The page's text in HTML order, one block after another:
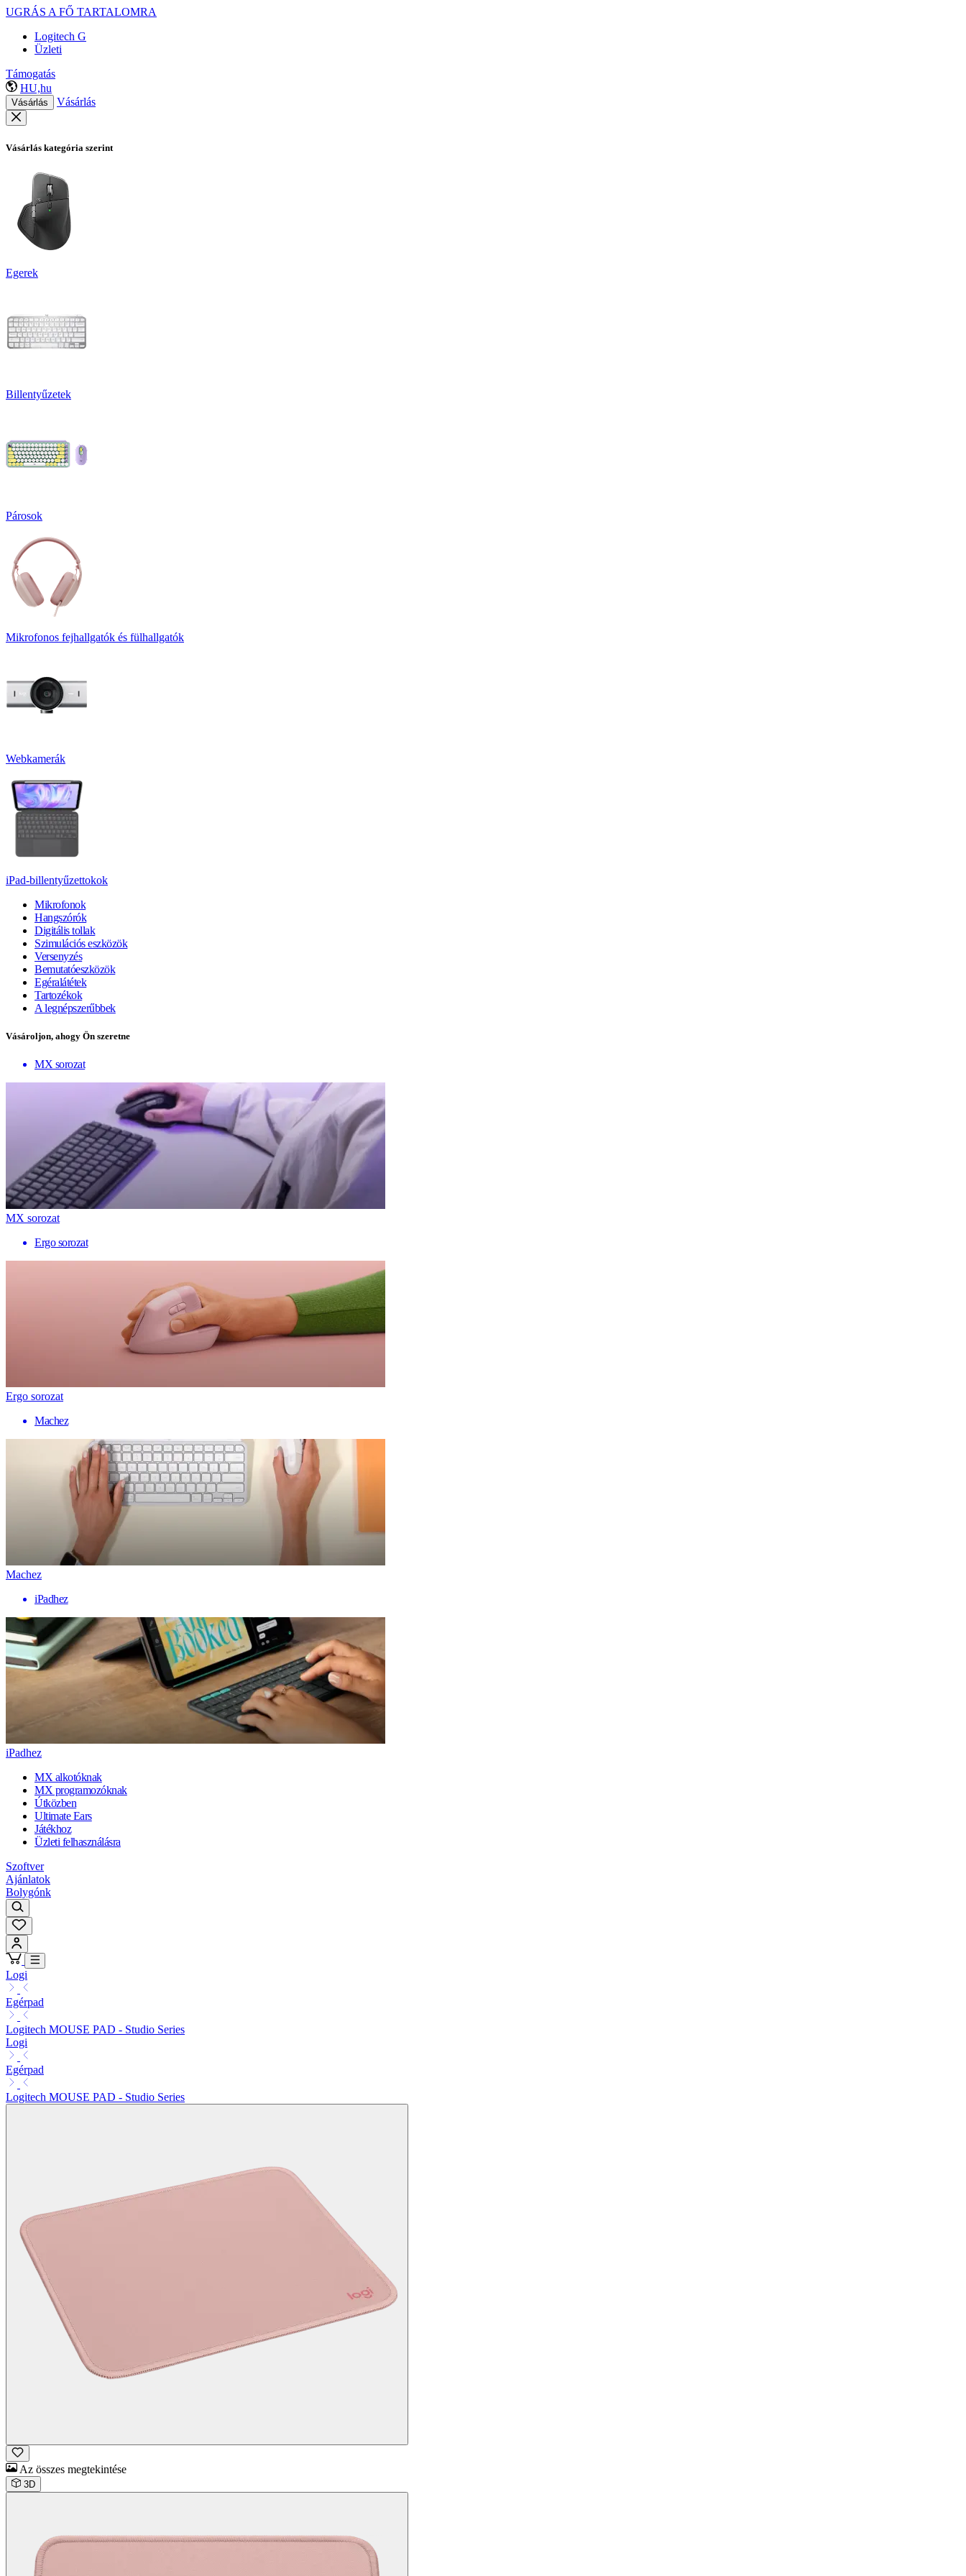
UGRÁS A FŐ TARTALOMRA
Logitech G
Üzleti
Támogatás
HU,hu
Vásárlás Vásárlás
Vásárlás kategória szerint
Egerek
Billentyűzetek
Párosok
Mikrofonos fejhallgatók és fülhallgatók
Webkamerák
iPad-billentyűzettokok
Mikrofonok
Hangszórók
Digitális tollak
Szimulációs eszközök
Versenyzés
Bemutatóeszközök
Egéralátétek
Tartozékok
A legnépszerűbbek
Vásároljon, ahogy Ön szeretne
MX sorozat
MX sorozat
Ergo sorozat
Ergo sorozat
Machez
Machez
iPadhez
iPadhez
MX alkotóknak
MX programozóknak
Útközben
Ultimate Ears
Játékhoz
Üzleti felhasználásra
Szoftver
Ajánlatok
Bolygónk
Logi
Egérpad
Logitech MOUSE PAD - Studio Series
Logi
Egérpad
Logitech MOUSE PAD - Studio Series
Az összes megtekintése
3D